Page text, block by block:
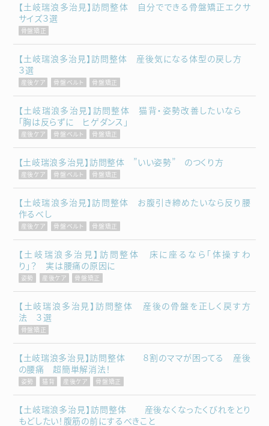
【土岐瑞浪多治見】訪問整体 自分でできる骨盤矯正エクサ
サイズ３選
骨盤矯正
【土岐瑞浪多治見】訪問整体 産後気になる体型の戻し方
３選
産後ケア 骨盤ベルト 骨盤矯正
【土岐瑞浪多治見】訪問整体 猫背・姿勢改善したいなら
「胸は反らずに ヒゲダンス」
産後ケア 骨盤ベルト 骨盤矯正
【土岐瑞浪多治見】訪問整体 ”いい姿勢” のつくり方
産後ケア 骨盤ベルト 骨盤矯正
【土岐瑞浪多治見】訪問整体 お腹引き締めたいなら反り腰
作るべし
産後ケア 骨盤ベルト 骨盤矯正
【土岐瑞浪多治見】訪問整体 床に座るなら「体操すわ
り」？ 実は腰痛の原因に
姿勢 産後ケア 骨盤矯正
【土岐瑞浪多治見】訪問整体 産後の骨盤を正しく戻す方
法 ３選
骨盤矯正
【土岐瑞浪多治見】訪問整体 ８割のママが困ってる 産後
の腰痛 超簡単解消法！
姿勢 猫背 産後ケア 骨盤矯正
【土岐瑞浪多治見】訪問整体 産後なくなったくびれをとり
もどしたい！腹筋の前にするべきこと